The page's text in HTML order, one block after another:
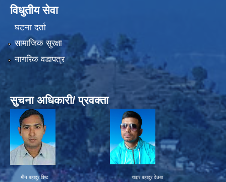
विधुतीय सेवा
घटना दर्ता
सामाजिक सुरक्षा
नागरिक वडापत्र
सुचना अधिकारी/ प्रवक्ता
मीन बहादुर विष्ट चक्र बहादुर देउबा